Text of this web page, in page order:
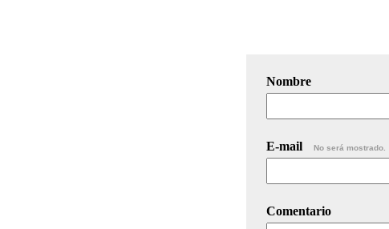
Nombre
E-mail No será mostrado.
Comentario